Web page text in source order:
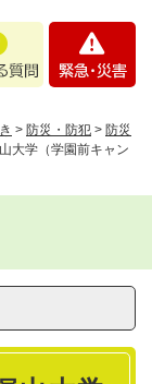
・
> 防災・防犯 > 防災
大学（学園前キャン